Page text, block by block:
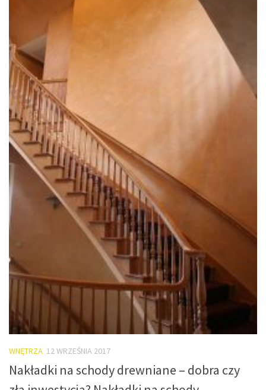
WNĘTRZA 12 WRZEŚNIA 2017
Nakładki na schody drewniane – dobra czy